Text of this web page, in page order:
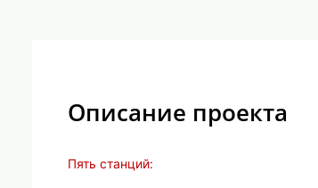
Описание проекта
Пять станций: